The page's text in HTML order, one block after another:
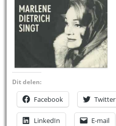
Dit delen:
Facebook Twitter
LinkedIn E-mail